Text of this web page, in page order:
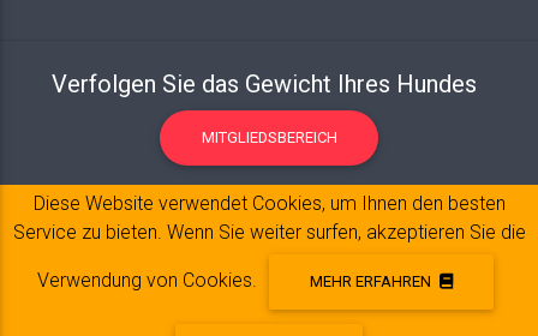
Verfolgen Sie das Gewicht Ihres Hundes
MITGLIEDSBEREICH
Diese Website verwendet Cookies, um Ihnen den besten
Service zu bieten. Wenn Sie weiter surfen, akzeptieren Sie die
Verwendung von Cookies. MEHR ERFAHREN